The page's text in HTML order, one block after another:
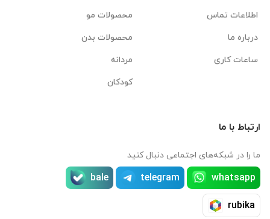
اطلاعات تماس
درباره ما
ساعات کاری
محصولات مو
محصولات بدن
مردانه
کودکان
ارتباط با ما
ما را در شبکه‌های اجتماعی دنبال کنید
whatsapp
telegram
bale
rubika